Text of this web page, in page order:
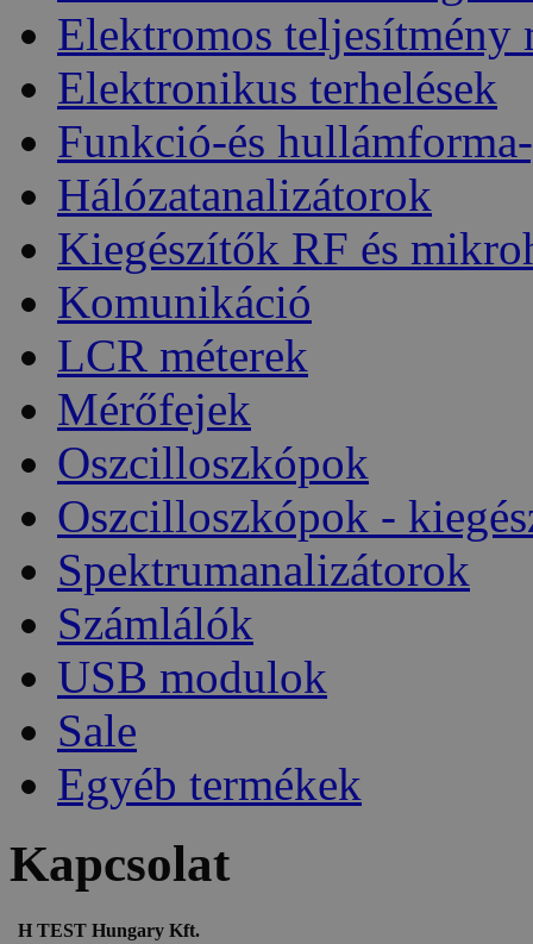
Elektromos teljesítmény
Elektronikus terhelések
Funkció-és
Hálózatanalizátorok
Kiegészítők RF és
Komunikáció
LCR méterek
Mérőfejek
Oszcilloszkópok
Oszcilloszkópok -
Spektrumanalizátorok
Számlálók
USB modulok
Sale
Egyéb termékek
Kapcsolat
H TEST Hungary Kft.